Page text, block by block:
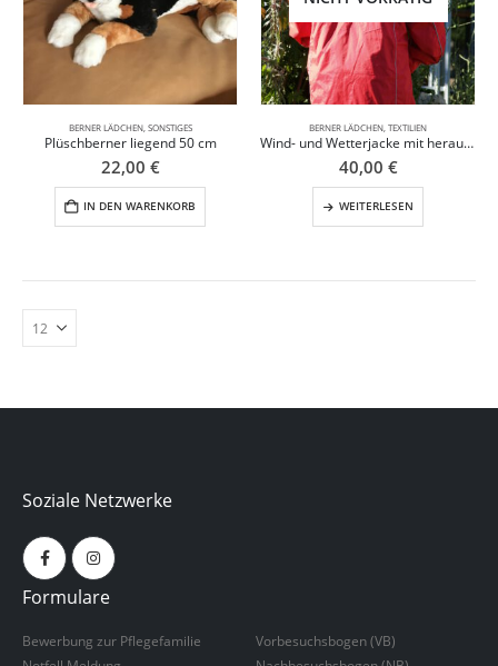
BERNER LÄDCHEN, SONSTIGES
Plüschberner liegend 50 cm
22,00 €
IN DEN WARENKORB
BERNER LÄDCHEN TEXTILIEN
Wind- und Wetterjacke mit herausnehmbarer Fleecejacke XXXL
40,00 €
WEITERLESEN
Soziale Netzwerke
Formulare
Bewerbung zur Pflegefamilie
Vorbesuchsbogen (VB)